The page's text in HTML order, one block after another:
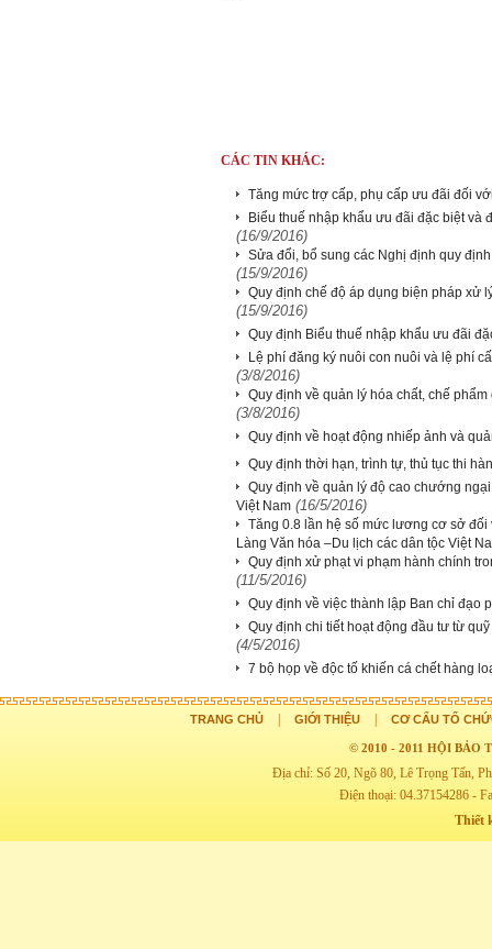
CÁC TIN KHÁC:
Tăng mức trợ cấp, phụ cấp ưu đãi đối
Biểu thuế nhập khẩu ưu đãi đặc biệt và
(16/9/2016)
Sửa đổi, bổ sung các Nghị định quy
(15/9/2016)
Quy định chế độ áp dụng biện pháp xử
(15/9/2016)
Quy định Biểu thuế nhập khẩu ưu đãi
Lệ phí đăng ký nuôi con nuôi và lệ phí
(3/8/2016)
Quy định về quản lý hóa chất, chế
(3/8/2016)
Quy định về hoạt động nhiếp ảnh và
Quy định thời hạn, trình tự, thủ tục thi
Quy định về quản lý độ cao chướng
Việt Nam (16/5/2016)
Tăng 0.8 lần hệ số mức lương cơ sở
Làng Văn hóa –Du lịch các dân tộc Việt
Quy định xử phạt vi phạm hành chính
(11/5/2016)
Quy định về việc thành lập Ban chỉ đạo
Quy định chi tiết hoạt động đầu tư từ
(4/5/2016)
7 bộ họp về độc tố khiến cá chết hàng
TRANG CHỦ GIỚI THIỆU CƠ CẤU TỔ
© 2010 - 2011 HỘI BẢO
Địa chỉ: Số 20, Ngõ 80, Lê Trọng Tấn,
Điện thoại: 04.37154286 -
Thiết